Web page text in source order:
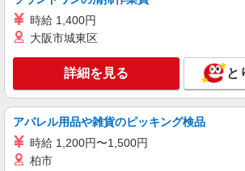
ス
介護スタッフ／資格あり
給1,320円〜 ◆初任者研修・
円〜 ◆初任者研修・経験者
護福祉士：時給1,400円〜 ※経験者は3ヶ月以上 ※
給与幅は経験・能力による ★週払いOK（規定あ
り）
熊本県宇土市 【最寄駅】
線「宇土」駅 ★勤務地は3000ヶ所以上★ 自宅か
ら通いやすいエリアなど、
び下さい！！
キープ
派遣社員
時給 1,400円
大阪市城東区
詳細を見る と
アパレル用品や雑貨のピッキング検品
時給 1,200円〜1,500円
柏市